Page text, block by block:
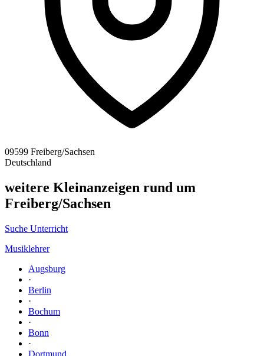
09599 Freiberg/Sachsen
Deutschland
weitere Kleinanzeigen rund um
Freiberg/Sachsen
Suche Unterricht
Musiklehrer
Augsburg
·
Berlin
·
Bochum
·
Bonn
·
Dortmund